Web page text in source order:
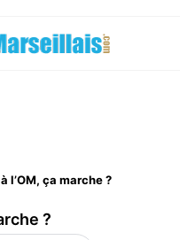
l’OM, ça marche ?
?